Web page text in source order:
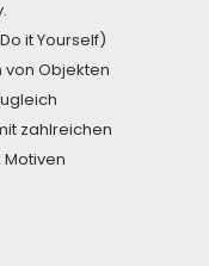
it Yourself)
Objekten
zahlreichen